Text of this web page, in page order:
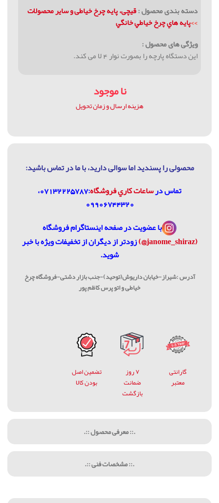
دسته بندی محصول :قیچی، پایه چرخ خیاطی و سایر محصولات
>>پايه هاي چرخ خياطي خانگي
ویژگی های محصول :
این دستگاه پارچه را بصورت نوار 4 لا می کند.
نا موجود
هزینه ارسال و زمان تحویل
محصولی را پسندید اما سوالی دارید، با ما در تماس باشيد:
تماس درساعات كاري فروشگاه
:07132225787،
09906744320
با عضویت درصفحه اینستاگرام فروشگاه
(janome_shiraz@)
زودتر از دیگران از تخفیفات ویژه با خبر
شوید.
آدرس :شیراز-خیابان داریوش(توحید)-جنب بازار دشتی-فروشگاه چرخ
خیاطی و اتو پرس کاظم پور
گارانتی
معتبر
۷ روز
ضمانت
بازگشت
تضمین اصل
بودن کالا
.:: معرفی محصول ::.
.:: مشخصات فنی ::.